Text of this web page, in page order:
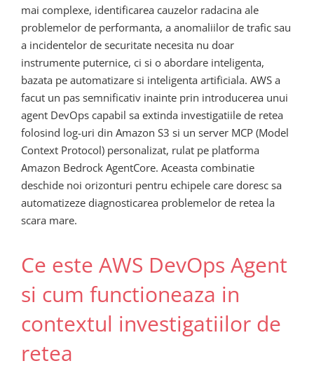
mai complexe, identificarea cauzelor radacina ale
problemelor de performanta, a anomaliilor de trafic sau
a incidentelor de securitate necesita nu doar
instrumente puternice, ci si o abordare inteligenta,
bazata pe automatizare si inteligenta artificiala. AWS a
facut un pas semnificativ inainte prin introducerea unui
agent DevOps capabil sa extinda investigatiile de retea
folosind log-uri din Amazon S3 si un server MCP (Model
Context Protocol) personalizat, rulat pe platforma
Amazon Bedrock AgentCore. Aceasta combinatie
deschide noi orizonturi pentru echipele care doresc sa
automatizeze diagnosticarea problemelor de retea la
scara mare.
Ce este AWS DevOps Agent
si cum functioneaza in
contextul investigatiilor de
retea